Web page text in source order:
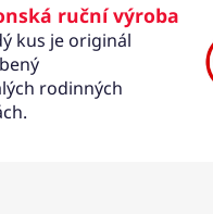
ruční výroba
kus je originál
rodinných